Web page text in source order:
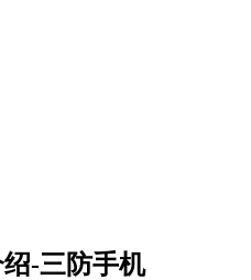
-三防手机